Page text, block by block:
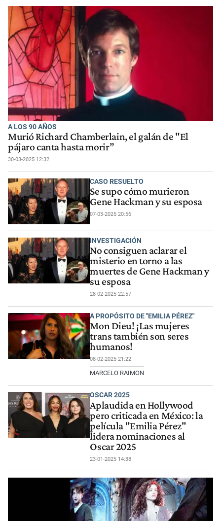
A LOS 90 AÑOS
Murió Richard Chamberlain, el galán de "El
pájaro canta hasta morir”
30-03-2025 12:32
CASO RESUELTO
Se supo cómo murieron
Gene Hackman y su esposa
07-03-2025 20:56
INVESTIGACIÓN
No consiguen aclarar el
misterio en torno a las
muertes de Gene Hackman y
su esposa
28-02-2025 22:57
A PROPÓSITO DE "EMILIA PÉREZ"
Mon Dieu! ¡Las mujeres
trans también son seres
humanos!
08-02-2025 21:22
MARCELO RAIMON
OSCAR 2025
Aplaudida en Hollywood
pero criticada en México: la
película "Emilia Pérez"
lidera nominaciones al
Oscar 2025
23-01-2025 14:38